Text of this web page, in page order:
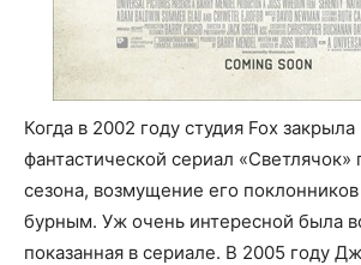
Когда в 2002 году студия Fox
фантастической сериал «Светлячок»
сезона, возмущение его
бурным. Уж очень интересной была
показанная в сериале. В 2005 году